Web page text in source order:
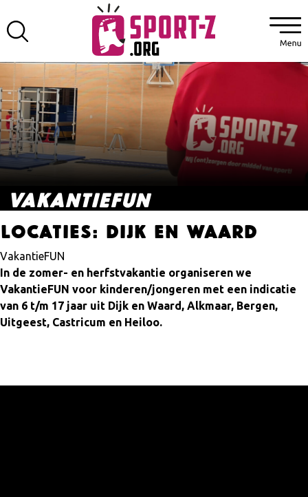
VAKANTIEFUN
Locaties: Dijk en Waard
VakantieFUN
In de zomer- en herfstvakantie organiseren we
VakantieFUN voor kinderen/jongeren met een indicatie
van 6 t/m 17 jaar uit Dijk en Waard, Alkmaar, Bergen,
Uitgeest, Castricum en Heiloo.